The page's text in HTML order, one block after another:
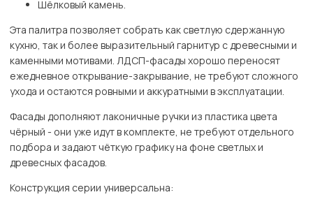
Шёлковый камень.
Эта палитра позволяет собрать как светлую сдержанную
кухню, так и более выразительный гарнитур с древесными и
каменными мотивами. ЛДСП-фасады хорошо переносят
ежедневное открывание-закрывание, не требуют сложного
ухода и остаются ровными и аккуратными в эксплуатации.
Фасады дополняют лаконичные ручки из пластика цвета
чёрный - они уже идут в комплекте, не требуют отдельного
подбора и задают чёткую графику на фоне светлых и
древесных фасадов.
Конструкция серии универсальна: